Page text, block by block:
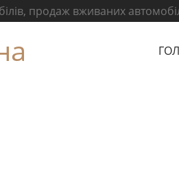
продаж вживаних